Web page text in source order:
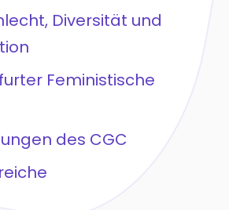
Diversität und
Feministische
des CGC